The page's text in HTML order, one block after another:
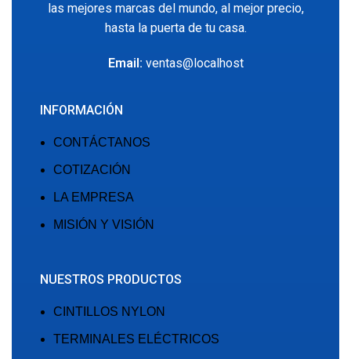
las mejores marcas del mundo, al mejor precio,
hasta la puerta de tu casa.
Email: ventas@localhost
INFORMACIÓN
CONTÁCTANOS
COTIZACIÓN
LA EMPRESA
MISIÓN Y VISIÓN
NUESTROS PRODUCTOS
CINTILLOS NYLON
TERMINALES ELÉCTRICOS